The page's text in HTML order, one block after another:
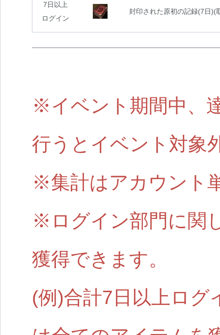
7日以上
ログイン
封印された原初の記録(7日)(
※イベント期間中、
行うとイベント対象
※集計はアカウント
※ログイン部門に関
獲得できます。
(例)合計7日以上ロ